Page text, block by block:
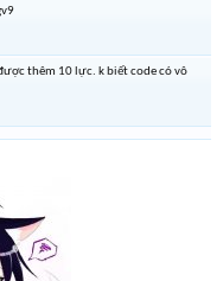
thêm 10 lực. k biết code có vô